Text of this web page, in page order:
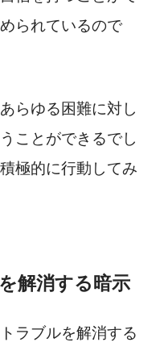
られているので
らゆる困難に対し
ことができるでし
極的に行動してみ
解消する暗示
ラブルを解消する